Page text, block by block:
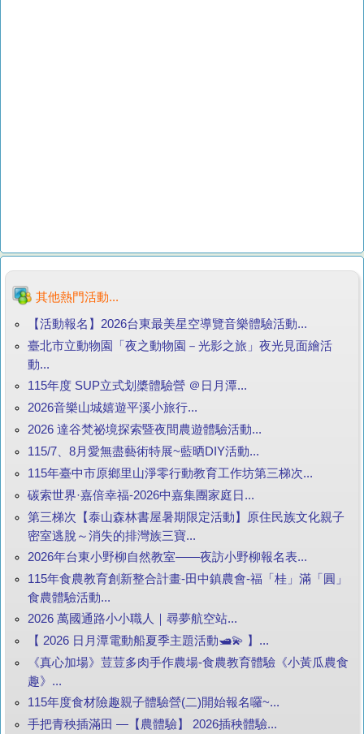
其他熱門活動...
【活動報名】2026台東最美星空導覽音樂體驗活動...
臺北市立動物園「夜之動物園－光影之旅」夜光見面繪活
動...
115年度 SUP立式划槳體驗營 ＠日月潭...
2026音樂山城嬉遊平溪小旅行...
2026 達谷梵祕境探索暨夜間農遊體驗活動...
115/7、8月愛無盡藝術特展~藍晒DIY活動...
115年臺中市原鄉里山淨零行動教育工作坊第三梯次...
碳索世界·嘉倍幸福-2026中嘉集團家庭日...
第三梯次【泰山森林書屋暑期限定活動】原住民族文化親子
密室逃脫～消失的排灣族三寶...
2026年台東小野柳自然教室——夜訪小野柳報名表...
115年食農教育創新整合計畫-田中鎮農會-福「桂」滿「圓」
食農體驗活動...
2026 萬國通路小小職人｜尋夢航空站...
【 2026 日月潭電動船夏季主題活動🛥️💫 】...
《真心加場》荳荳多肉手作農場-食農教育體驗《小黃瓜農食
趣》...
115年度食材險趣親子體驗營(二)開始報名囉~...
手把青秧插滿田 —【農體驗】 2026插秧體驗...